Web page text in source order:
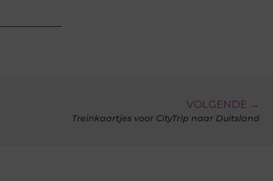
VOLGENDE →
Treinkaartjes voor CityTrip naar Duitsland